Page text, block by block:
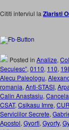
Cititi interviul la Ziaristi
Posted in Analize,
Secuiesc”, 0110, 110,
Alecu Paleologu,
romania, Anti-STASI,
Calin Anastasiu,
CSAT, Csikasu Imre,
Serviciilor Secrete,
Apostol, Gyorfi, Gyorfy,